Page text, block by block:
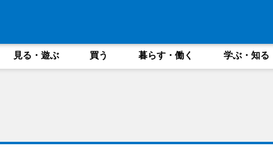
見る・遊ぶ 買う 暮らす・働く 学ぶ・知る